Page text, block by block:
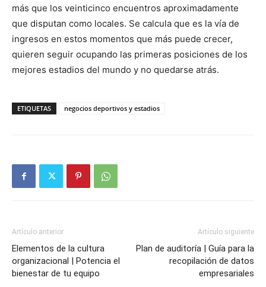
más que los veinticinco encuentros aproximadamente
que disputan como locales. Se calcula que es la vía de
ingresos en estos momentos que más puede crecer,
quieren seguir ocupando las primeras posiciones de los
mejores estadios del mundo y no quedarse atrás.
ETIQUETAS negocios deportivos y estadios
Artículo anterior
Elementos de la cultura
organizacional | Potencia el
bienestar de tu equipo
Artículo siguiente
Plan de auditoría | Guía para la
recopilación de datos
empresariales